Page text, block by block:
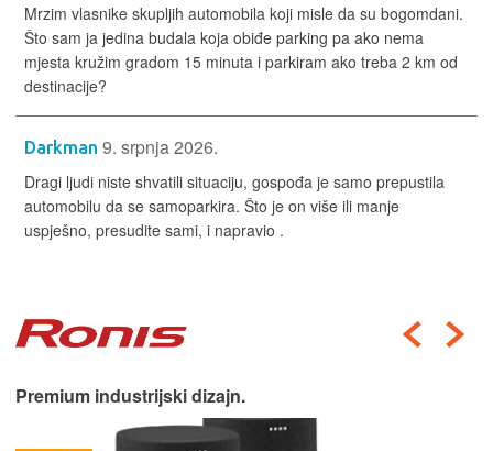
Mrzim vlasnike skupljih automobila koji misle da su bogomdani.
Što sam ja jedina budala koja obiđe parking pa ako nema
mjesta kružim gradom 15 minuta i parkiram ako treba 2 km od
destinacije?
Darkman 9. srpnja 2026.
Dragi ljudi niste shvatili situaciju, gospođa je samo prepustila
automobilu da se samoparkira. Što je on više ili manje
uspješno, presudite sami, i napravio .
Premium industrijski dizajn.